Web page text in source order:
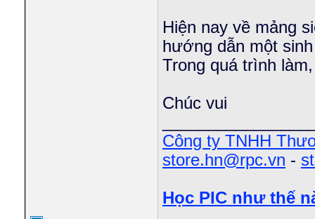
Hiện nay về mảng
hướng dẫn một
Trong quá trình
Chúc vui
Công ty TNHH
store.hn@rpc.vn -
Học PIC như thế